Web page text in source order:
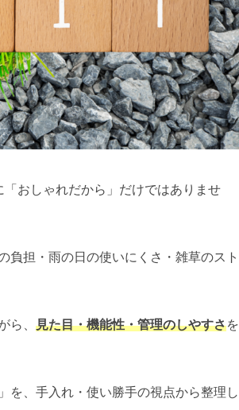
おしゃれだから」だけではありませ
負担・雨の日の使いにくさ・雑草のスト
ら、 見た目・機能性・管理のしやすさを
を、手入れ・使い勝手の視点から整理し